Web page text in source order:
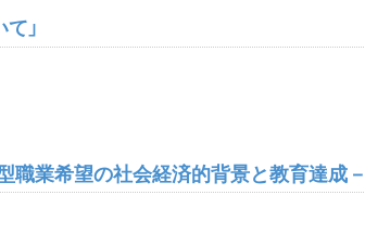
」
職業希望の社会経済的背景と教育達成－